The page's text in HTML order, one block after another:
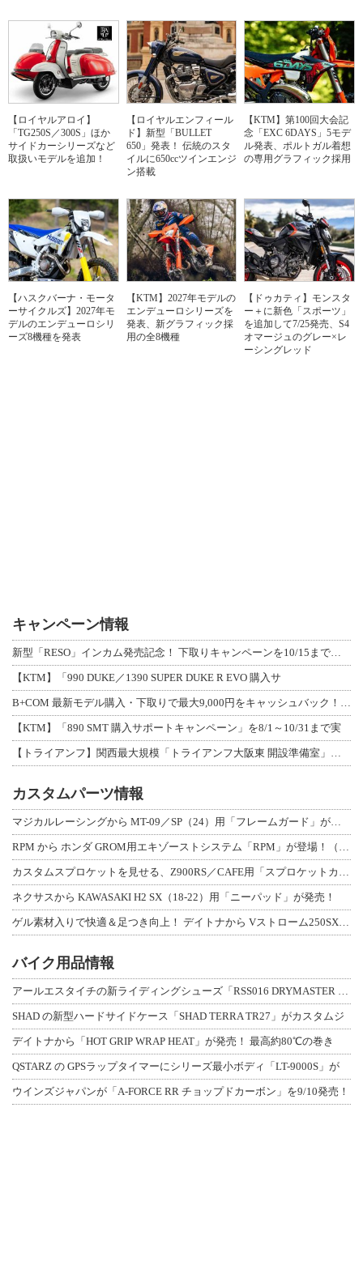
【ロイヤルアロイ】
「TG250S／300S」ほか
サイドカーシリーズなど
取扱いモデルを追加！
【ロイヤルエンフィール
ド】新型「BULLET
650」発表！ 伝統のスタ
イルに650ccツインエンジ
ン搭載
【KTM】第100回大会記
念「EXC 6DAYS」5モデ
ル発表、ポルトガル着想
の専用グラフィック採用
【ハスクバーナ・モータ
ーサイクルズ】2027年モ
デルのエンデューロシリ
ーズ8機種を発表
【KTM】2027年モデルの
エンデューロシリーズを
発表、新グラフィック採
用の全8機種
【ドゥカティ】モンスタ
ー＋に新色「スポーツ」
を追加して7/25発売、S4
オマージュのグレー×レ
ーシングレッド
キャンペーン情報
新型「RESO」インカム発売記念！ 下取りキャンペーンを10/15まで延長して開
【KTM】「990 DUKE／1390 SUPER DUKE R EVO 購入サ
B+COM 最新モデル購入・下取りで最大9,000円をキャッシュバック！「B+F
【KTM】「890 SMT 購入サポートキャンペーン」を8/1～10/31まで実
【トライアンフ】関西最大規模「トライアンフ大阪東 開設準備室」がオープン！ 限定
カスタムパーツ情報
マジカルレーシングから MT-09／SP（24）用「フレームガード」が登場！
RPM から ホンダ GROM用エキゾーストシステム「RPM」が登場！（動画あり
カスタムスプロケットを見せる、Z900RS／CAFE用「スプロケットカバーフルキ
ネクサスから KAWASAKI H2 SX（18-22）用「ニーパッド」が発売！
ゲル素材入りで快適＆足つき向上！ デイトナから Vストローム250SX用「快適ロ
バイク用品情報
アールエスタイチの新ライディングシューズ「RSS016 DRYMASTER スト
SHAD の新型ハードサイドケース「SHAD TERRA TR27」がカスタムジ
デイトナから「HOT GRIP WRAP HEAT」が発売！ 最高約80℃の巻き
QSTARZ の GPSラップタイマーにシリーズ最小ボディ「LT-9000S」が
ウインズジャパンが「A-FORCE RR チョップドカーボン」を9/10発売！